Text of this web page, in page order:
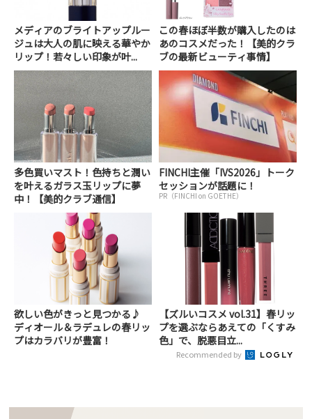
メディアのブライトアップルー
ジュは大人の肌に映える華やか
リップ！若々しい印象が叶...
この春ほぼ半数が購入したのは
あのコスメだった！【美的クラ
ブの最新ビューティ事情】
多色買いマスト！色持ちと潤い
を叶えるガラス玉リップに夢
中！【美的クラブ通信】
FINCHI主催「IVS2026」トーク
セッションが話題に！
PR（FINCHI on GOETHE）
欲しい色がきっと見つかる♪
ディオール＆ラデュレの春リッ
プはカラバリが豊富！
【ズルいコスメ vol.31】春リッ
プを選ぶならあえての「くすみ
色」で、脱悪目立...
Recommended by